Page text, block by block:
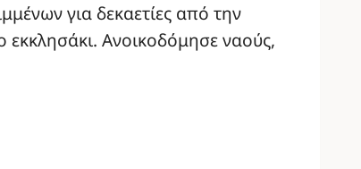
για δεκαετίες από την
Ανοικοδόμησε ναούς,